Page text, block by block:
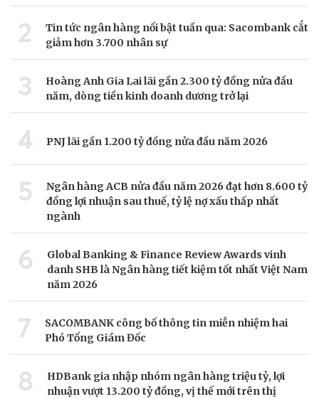
2
Tin tức ngân hàng nổi bật tuần qua: Sacombank cắt
giảm hơn 3.700 nhân sự
3
Hoàng Anh Gia Lai lãi gần 2.300 tỷ đồng nửa đầu
năm, dòng tiền kinh doanh dương trở lại
4 PNJ lãi gần 1.200 tỷ đồng nửa đầu năm 2026
5
Ngân hàng ACB nửa đầu năm 2026 đạt hơn 8.600 tỷ
đồng lợi nhuận sau thuế, tỷ lệ nợ xấu thấp nhất
ngành
6
Global Banking & Finance Review Awards vinh
danh SHB là Ngân hàng tiết kiệm tốt nhất Việt Nam
năm 2026
7
SACOMBANK công bố thông tin miễn nhiệm hai
Phó Tổng Giám Đốc
8
HDBank gia nhập nhóm ngân hàng triệu tỷ, lợi
nhuận vượt 13.200 tỷ đồng, vị thế mới trên thị